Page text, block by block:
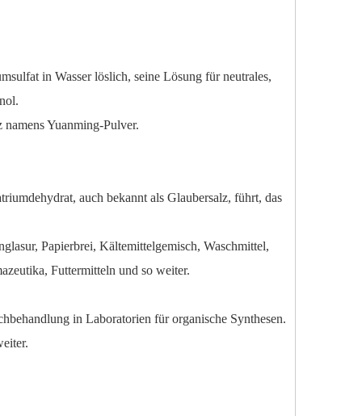
in Wasser löslich, seine Lösung für neutrales,
Yuanming-Pulver.
auch bekannt als Glaubersalz, führt, das
Papierbrei, Kältemittelgemisch, Waschmittel,
Futtermitteln und so weiter.
in Laboratorien für organische Synthesen.